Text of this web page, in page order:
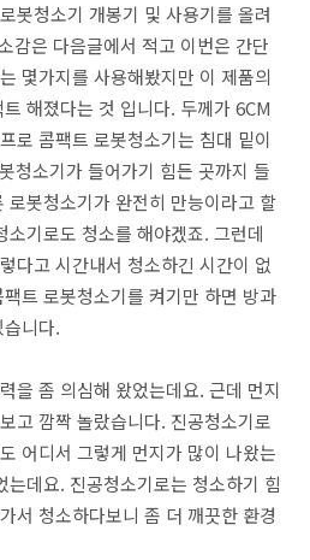
봇청소기 개봉기 및 사용기를 올려
감은 다음글에서 적고 이번은 간단
몇가지를 사용해봤지만 이 제품의
해졌다는 것 입니다. 두께가 6CM
로 콤팩트 로봇청소기는 침대 밑이
청소기가 들어가기 힘든 곳까지 들
로봇청소기가 완전히 만능이라고 할
기로도 청소를 해야겠죠. 그런데
다고 시간내서 청소하긴 시간이 없
트 로봇청소기를 켜기만 하면 방과
니다.
을 좀 의심해 왔었는데요. 근데 먼지
고 깜짝 놀랐습니다. 진공청소기로
어디서 그렇게 먼지가 많이 나왔는
데요. 진공청소기로는 청소하기 힘
서 청소하다보니 좀 더 깨끗한 환경